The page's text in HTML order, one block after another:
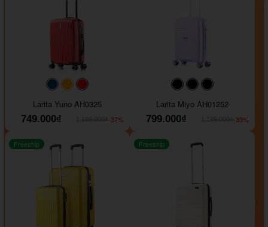
#093f69#ffa500
Larita Yuno AH0325
749.000₫
-37%
#000000#000000
Larita Miyo AH01252
799.000₫
-33%
Freeship Freeship